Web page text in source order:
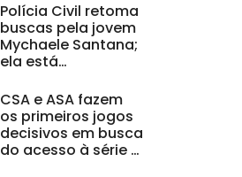
Polícia Civil retoma
buscas pela jovem
Mychaele Santana;
ela está
desde terça-feira
CSA e ASA fazem
os primeiros jogos
decisivos em busca
do acesso à série C